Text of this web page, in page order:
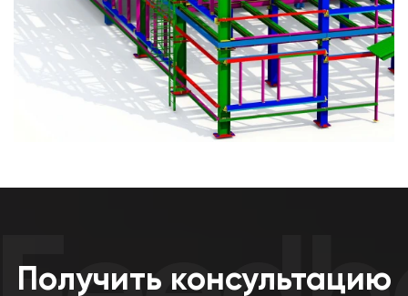
Получить консультацию